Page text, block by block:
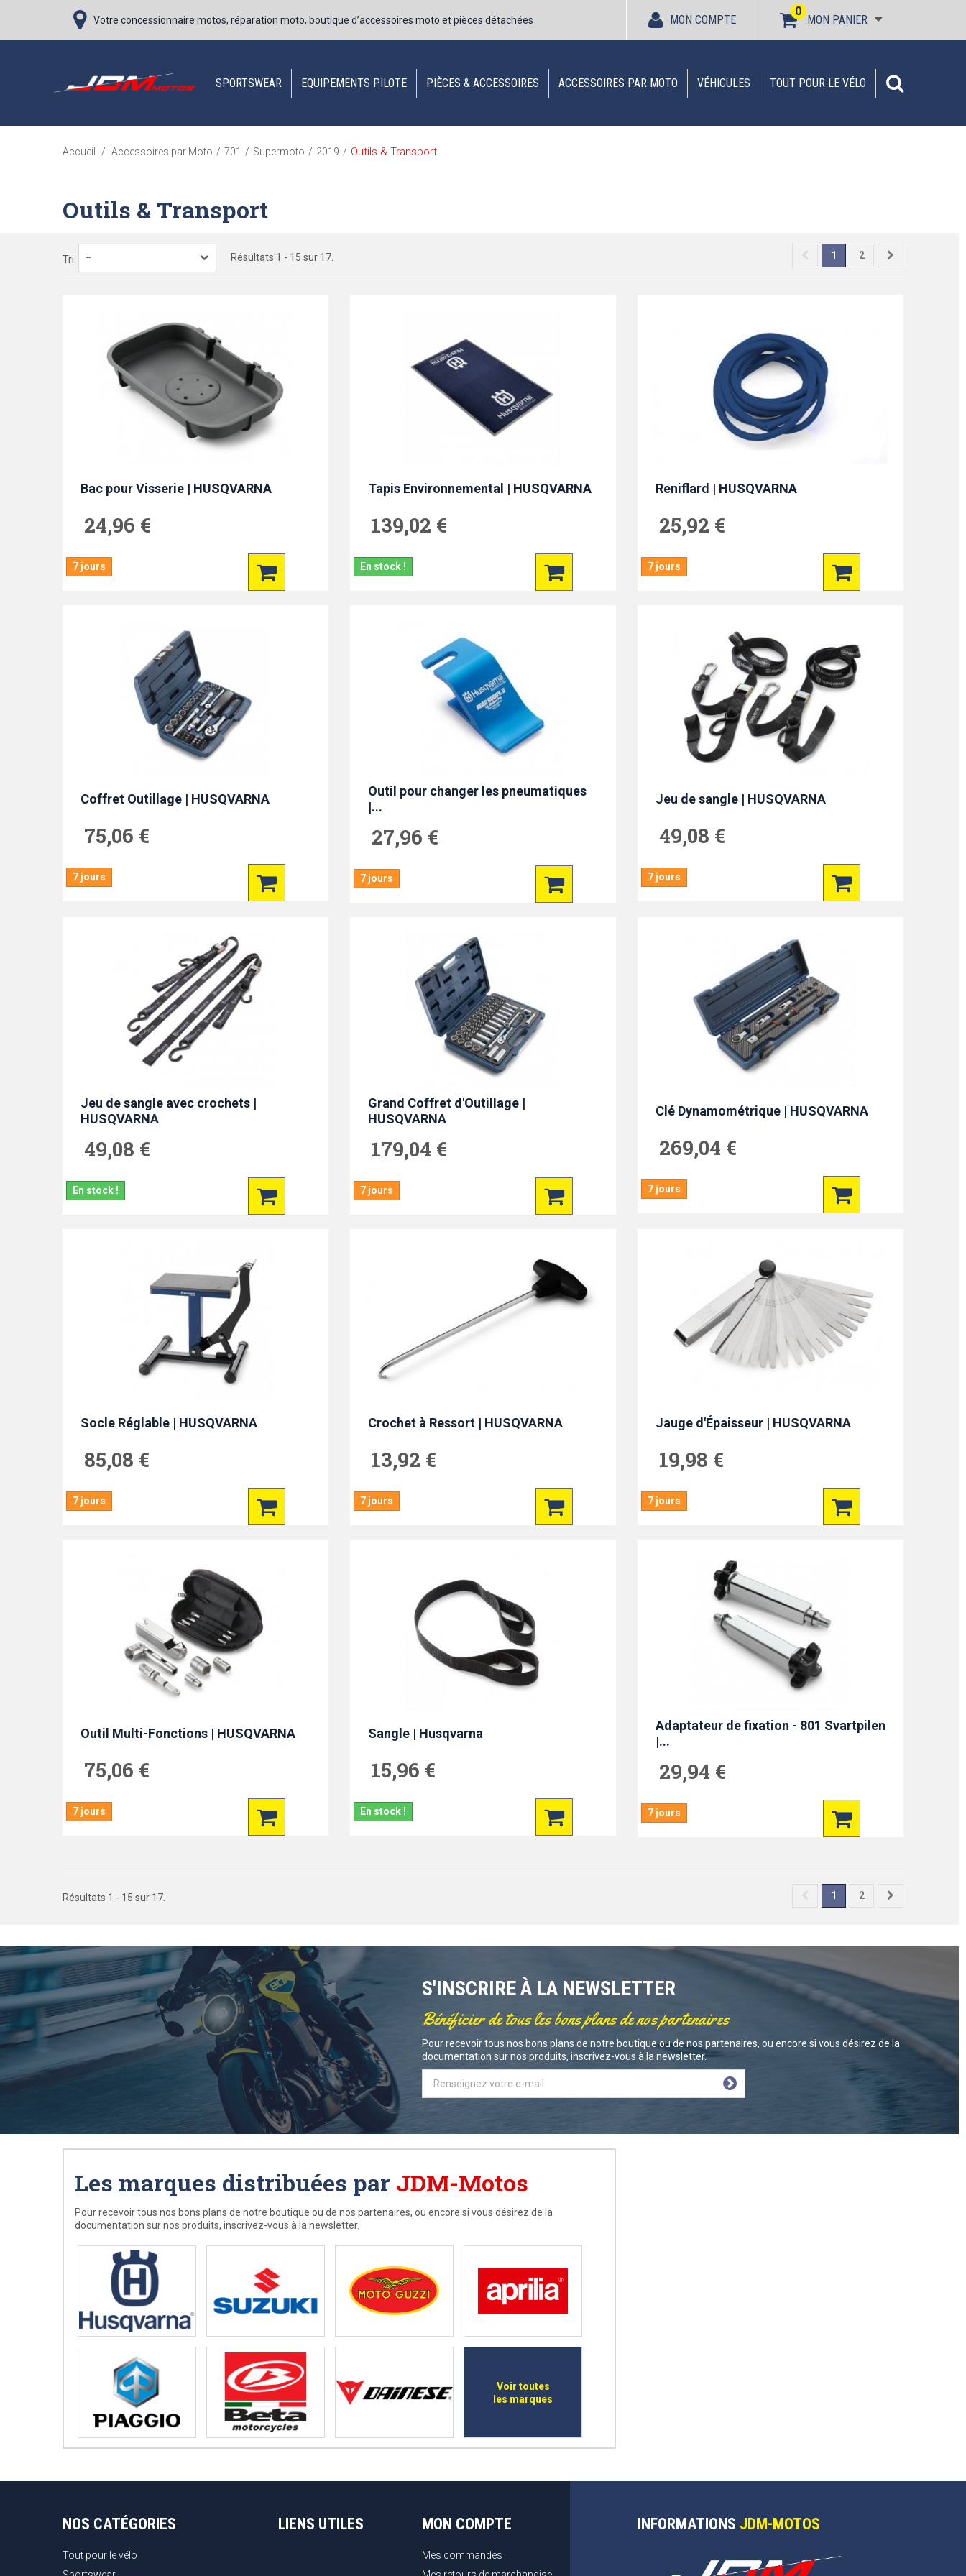
Votre concessionnaire motos, réparation moto, boutique d’accessoires moto et pièces détachées MON PANIER
0
MON COMPTE
SPORTSWEAR EQUIPEMENTS PILOTE PIÈCES & ACCESSOIRES ACCESSOIRES PAR MOTO VÉHICULES TOUT POUR LE VÉLO
Accueil / Accessoires par Moto / 701 / Supermoto / 2019 / Outils & Transport
Outils & Transport
Tri -- 1 2
Résultats 1 - 15 sur 17.
Bac pour Visserie | HUSQVARNA
24,96 €
7 jours
Tapis Environnemental | HUSQVARNA
139,02 €
En stock !
Reniflard | HUSQVARNA
25,92 €
7 jours
Coffret Outillage | HUSQVARNA
75,06 €
7 jours
Outil pour changer les pneumatiques
|...
27,96 €
7 jours
Jeu de sangle | HUSQVARNA
49,08 €
7 jours
Jeu de sangle avec crochets |
HUSQVARNA
49,08 €
En stock !
Grand Coffret d'Outillage |
HUSQVARNA
179,04 €
7 jours
Clé Dynamométrique | HUSQVARNA
269,04 €
7 jours
Socle Réglable | HUSQVARNA
85,08 €
7 jours
Crochet à Ressort | HUSQVARNA
13,92 €
7 jours
Jauge d'Épaisseur | HUSQVARNA
19,98 €
7 jours
Outil Multi-Fonctions | HUSQVARNA
75,06 €
7 jours
Sangle | Husqvarna
15,96 €
En stock !
Adaptateur de fixation - 801 Svartpilen
|...
29,94 €
7 jours
1 2
Résultats 1 - 15 sur 17.
S'INSCRIRE À LA NEWSLETTER
Bénéficier de tous les bons plans de nos partenaires
Pour recevoir tous nos bons plans de notre boutique ou de nos partenaires, ou encore si vous désirez de la
documentation sur nos produits, inscrivez-vous à la newsletter.
Les marques distribuées par JDM-Motos
Pour recevoir tous nos bons plans de notre boutique ou de nos partenaires, ou encore si vous désirez de la
documentation sur nos produits, inscrivez-vous à la newsletter.
Voir toutes
les marques
NOS CATÉGORIES
Tout pour le vélo
LIENS UTILES MON COMPTE
Mes commandes
INFORMATIONS JDM-MOTOS